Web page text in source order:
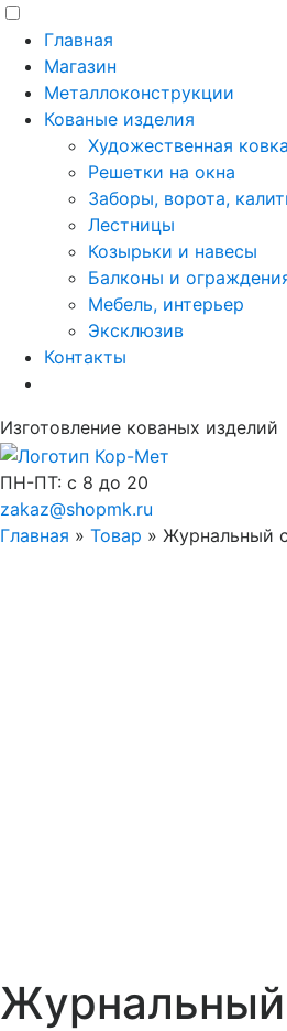
Главная
Магазин
Металлоконструкции
Кованые изделия
Художественная ковка
Решетки на окна
Заборы, ворота,
Лестницы
Козырьки и навесы
Балконы и
Мебель, интерьер
Эксклюзив
Контакты
Изготовление кованых изделий
ПН-ПТ: с 8 до 20
zakaz@shopmk.ru
Главная » Товар » Журнальный
Журнальный